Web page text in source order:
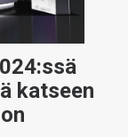
katseen